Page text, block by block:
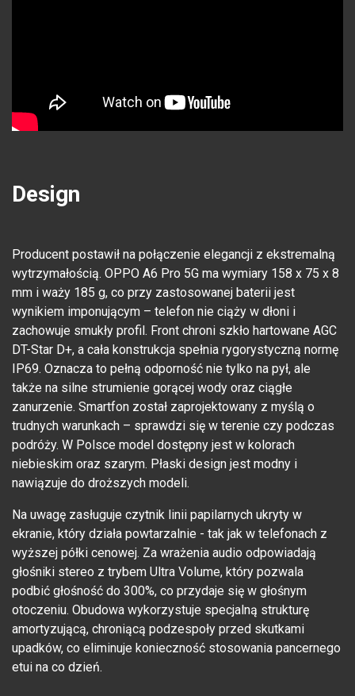
Design
Producent postawił na połączenie elegancji z ekstremalną
wytrzymałością. OPPO A6 Pro 5G ma wymiary 158 x 75 x 8
mm i waży 185 g, co przy zastosowanej baterii jest
wynikiem imponującym – telefon nie ciąży w dłoni i
zachowuje smukły profil. Front chroni szkło hartowane AGC
DT-Star D+, a cała konstrukcja spełnia rygorystyczną normę
IP69. Oznacza to pełną odporność nie tylko na pył, ale
także na silne strumienie gorącej wody oraz ciągłe
zanurzenie. Smartfon został zaprojektowany z myślą o
trudnych warunkach – sprawdzi się w terenie czy podczas
podróży. W Polsce model dostępny jest w kolorach
niebieskim oraz szarym. Płaski design jest modny i
nawiązuje do droższych modeli.
Na uwagę zasługuje czytnik linii papilarnych ukryty w
ekranie, który działa powtarzalnie - tak jak w telefonach z
wyższej półki cenowej. Za wrażenia audio odpowiadają
głośniki stereo z trybem Ultra Volume, który pozwala
podbić głośność do 300%, co przydaje się w głośnym
otoczeniu. Obudowa wykorzystuje specjalną strukturę
amortyzującą, chroniącą podzespoły przed skutkami
upadków, co eliminuje konieczność stosowania pancernego
etui na co dzień.